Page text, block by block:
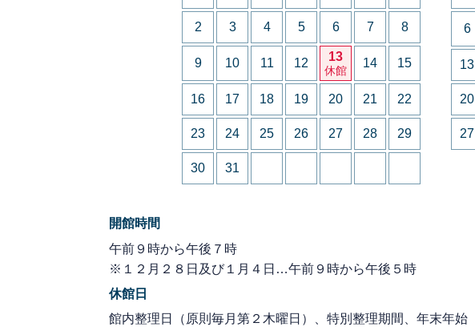
2 3 4 5 6 7 8
9 10 11 12 13
休館
14 15
16 17 18 19 20 21 22
23 24 25 26 27 28 29
30 31
6
13
20
27
開館時間
午前９時から午後７時
※１２月２８日及び１月４日…午前９時から午後５時
休館日
館内整理日（原則毎月第２木曜日）、特別整理期間、年末年始